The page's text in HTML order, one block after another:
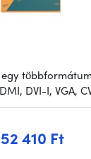
egy
DVI-I, VGA,
410 Ft